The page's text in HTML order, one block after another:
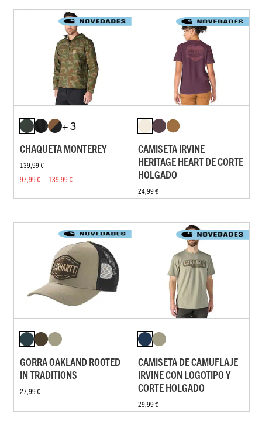
+ 3
CHAQUETA MONTEREY
139,99 €
97,99 € — 139,99 €
CAMISETA IRVINE
HERITAGE HEART DE CORTE
HOLGADO
24,99 €
GORRA OAKLAND ROOTED
IN TRADITIONS
27,99 €
CAMISETA DE CAMUFLAJE
IRVINE CON LOGOTIPO Y
CORTE HOLGADO
29,99 €